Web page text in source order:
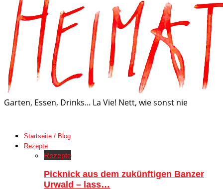
Garten, Essen, Drinks... La Vie! Nett, wie sonst nie
Startseite / Blog
Rezepte
Rezepte
Picknick aus dem zukünftigen Banzer
Urwald – lass…